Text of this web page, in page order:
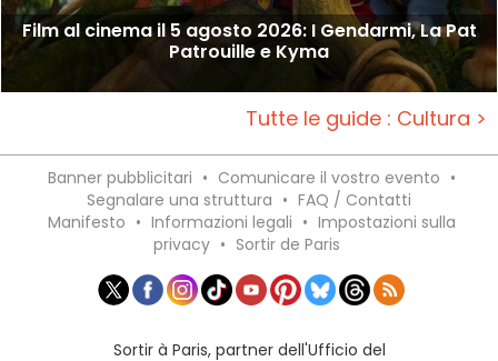
Film al cinema il 5 agosto 2026: I Gendarmi, La Pat
Patrouille e Kyma
Tutte le guide : Cultura >
Banner pubblicitari • Comunicare il vostro evento •
Segnalare una struttura • FAQ / Contatti
Manifesto • Informazioni legali • Impostazioni sulla
privacy • Sortir de Paris
Sortir à Paris, partner dell'Ufficio del